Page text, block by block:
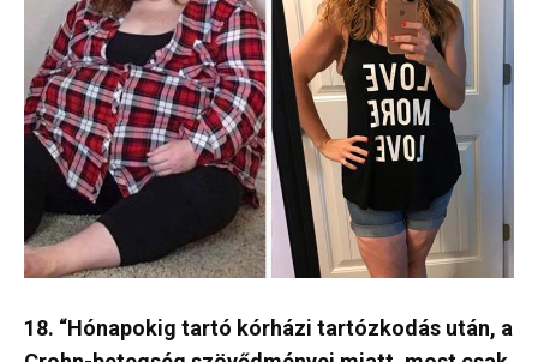
18. “Hónapokig tartó kórházi tartózkodás után, a